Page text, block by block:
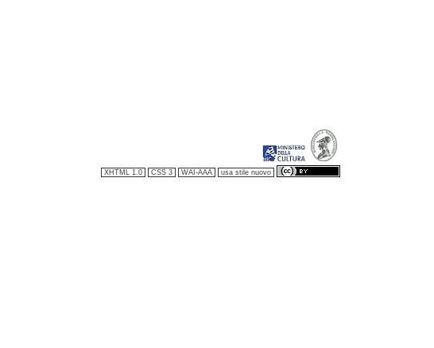
XHTML 1.0 CSS 3 WAI-AAA usa stile nuovo